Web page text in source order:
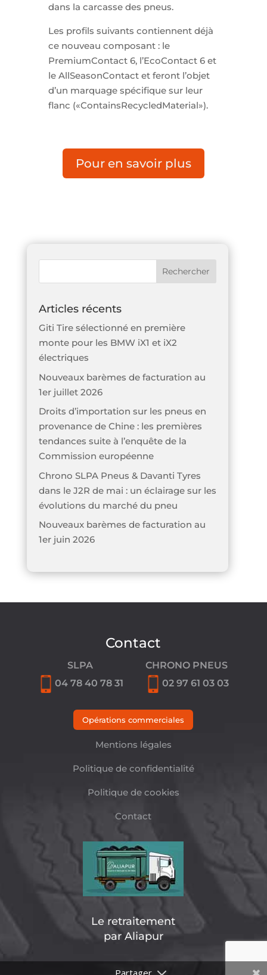
dans la carcasse des pneus.
Les profils suivants contiennent déjà
ce nouveau composant : le
PremiumContact 6, l’EcoContact 6 et
le AllSeasonContact et feront l’objet
d’un marquage spécifique sur leur
flanc («ContainsRecycledMaterial»).
Pour en savoir plus
Articles récents
Giti Tire sélectionné en première
monte pour les BMW iX1 et iX2
électriques
Nouveaux barèmes de facturation au
1er juillet 2026
Droits d’importation sur les pneus en
provenance de Chine : les premières
tendances suite à l’enquête de la
Commission européenne
Chrono SLPA Pneus & Davanti Tyres
dans le J2R de mai : un éclairage sur les
évolutions du marché du pneu
Nouveaux barèmes de facturation au
1er juin 2026
Contact
SLPA
04 78 40 78 31
CHRONO PNEUS
02 97 61 03 03
Opérations commerciales
Mentions légales
Politique de confidentialité
Politique de cookies
Contact
Le retraitement
par Aliapur